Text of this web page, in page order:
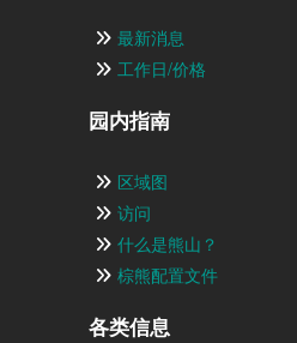
最新消息
工作日/价格
园内指南
区域图
访问
什么是熊山？
棕熊配置文件
各类信息